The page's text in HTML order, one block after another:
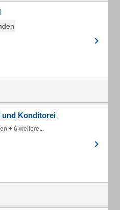
und Konditorei
+ 6 weitere...